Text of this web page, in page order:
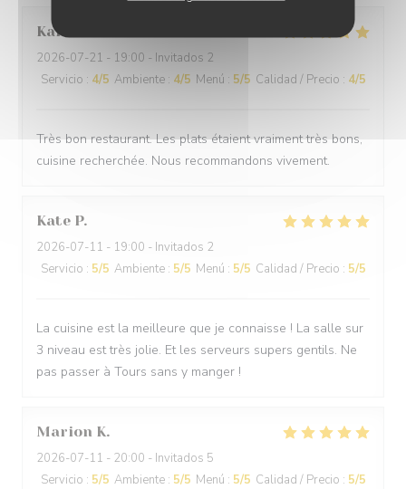
Karine
2026-07-21 - 19:00 - Invitados 2
Servicio : 4/5 Ambiente : 4/5 Menú : 5/5 Calidad / Precio : 4/5
Très bon restaurant. Les plats étaient vraiment très bons,
cuisine recherchée. Nous recommandons vivement.
Kate P
2026-07-11 - 19:00 - Invitados 2
Servicio : 5/5 Ambiente : 5/5 Menú : 5/5 Calidad / Precio : 5/5
La cuisine est la meilleure que je connaisse ! La salle sur
3 niveau est très jolie. Et les serveurs supers gentils. Ne
pas passer à Tours sans y manger !
Marion K
2026-07-11 - 20:00 - Invitados 5
Servicio : 5/5 Ambiente : 5/5 Menú : 5/5 Calidad / Precio : 5/5